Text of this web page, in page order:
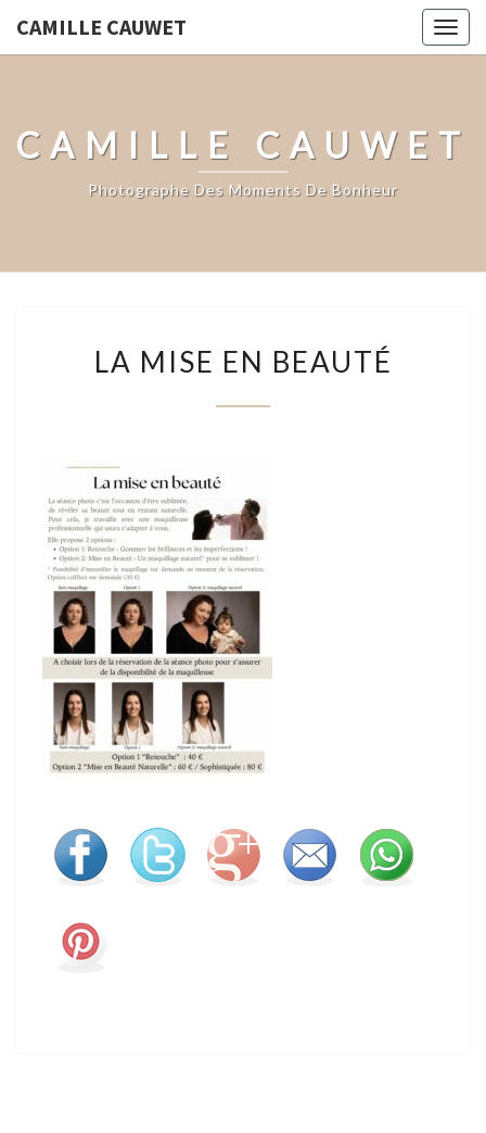
CAMILLE CAUWET
CAMILLE CAUWET
Photographe Des Moments De Bonheur
MISE
LA MISE EN BEAUTÉ